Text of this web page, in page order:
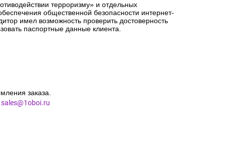
терроризму» и отдельных
общественной безопасности интернет-
имел возможность проверить достоверность
паспортные данные клиента.
заказа.
sales@1oboi.ru